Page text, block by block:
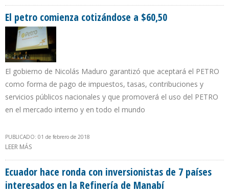
El petro comienza cotizándose a $60,50
El gobierno de Nicolás Maduro garantizó que aceptará el PETRO
como forma de pago de impuestos, tasas, contribuciones y
servicios públicos nacionales y que promoverá el uso del PETRO
en el mercado interno y en todo el mundo
PUBLICADO: 01 de febrero de 2018
LEER MÁS
Ecuador hace ronda con inversionistas de 7 países
interesados en la Refinería de Manabí